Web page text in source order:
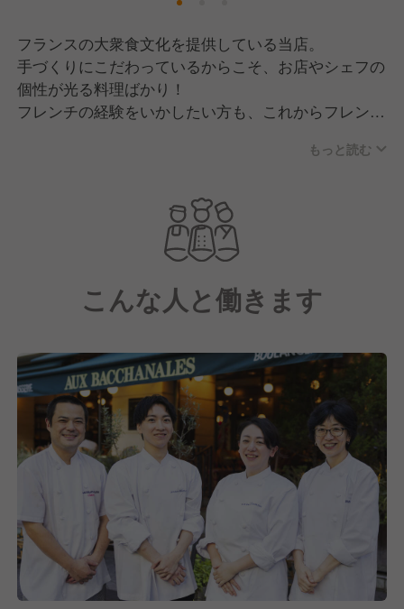
フランスの大衆食文化を提供している当店。
手づくりにこだわっているからこそ、お店やシェフの
個性が光る料理ばかり！
フレンチの経験をいかしたい方も、これからフレンチ
BACCHANALES』はありません。
風通しがよく、業務改善やメニュー開発などの意見も
もっと読む
こんな人と働きます